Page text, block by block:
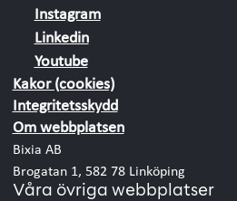
Instagram
Linkedin
Youtube
Kakor (cookies)
Integritetsskydd
Om webbplatsen
Bixia AB
Brogatan 1, 582 78 Linköping
Våra övriga webbplatser